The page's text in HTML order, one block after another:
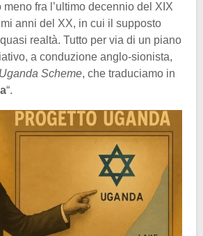
fra l’ultimo decennio del XIX
anni del XX, in cui il supposto
realtà. Tutto per via di un piano
a conduzione anglo-sionista,
Uganda Scheme, che traduciamo in
“.